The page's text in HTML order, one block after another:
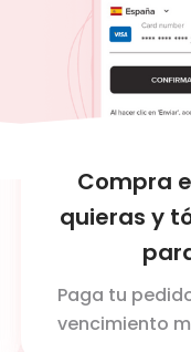
Compra
quieras y
Paga tu
vencimiento